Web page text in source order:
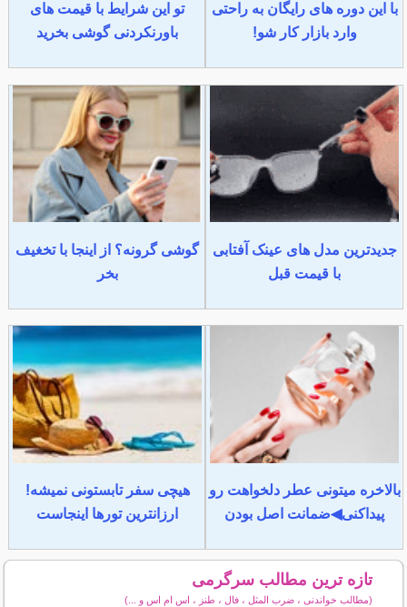
با این دوره های رایگان به راحتی
وارد بازار کار شو!
تو این شرایط با قیمت های
باورنکردنی گوشی بخرید
جدیدترین مدل های عینک آفتابی
با قیمت قبل
گوشی گرونه؟ از اینجا با تخغیف
بخر
بالاخره میتونی عطر دلخواهت رو
پیداکنی◀ضمانت اصل بودن
هیچی سفر تابستونی نمیشه!
ارزانترین تورها اینجاست
تازه ترین مطالب سرگرمی
(مطالب خواندنی ، ضرب المثل ، فال ، طنز ، اس ام اس و ...)